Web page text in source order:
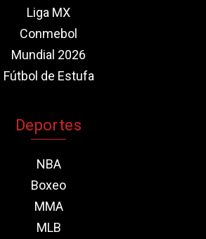
Liga MX
Conmebol
Mundial 2026
Fútbol de Estufa
Deportes
NBA
Boxeo
MMA
MLB